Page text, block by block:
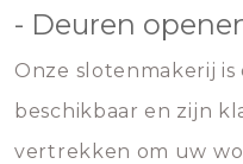
- Deuren
Onze slotenmakerij
beschikbaar en zijn
vertrekken om uw